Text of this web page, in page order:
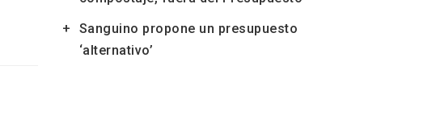
Sanguino propone un presupuesto
‘alternativo’